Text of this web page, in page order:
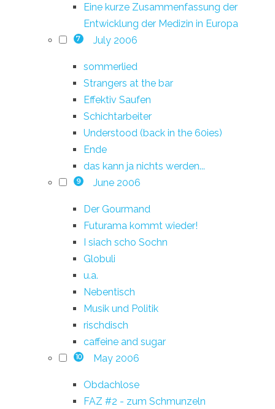
Eine kurze Zusammenfassung der
Entwicklung der Medizin in Europa
7 July 2006
sommerlied
Strangers at the bar
Effektiv Saufen
Schichtarbeiter
Understood (back in the 60ies)
Ende
das kann ja nichts werden...
9 June 2006
Der Gourmand
Futurama kommt wieder!
I siach scho Sochn
Globuli
u.a.
Nebentisch
Musik und Politik
rischdisch
caffeine and sugar
10 May 2006
Obdachlose
FAZ #2 - zum Schmunzeln